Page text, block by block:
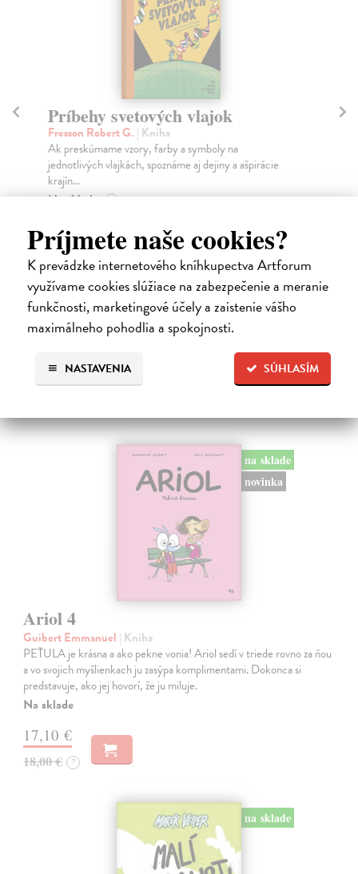
Príjmete naše cookies?
K prevádzke internetového kníhkupectva Artforum
využívame cookies slúžiace na zabezpečenie a meranie
funkčnosti, marketingové účely a zaistenie vášho
maximálneho pohodlia a spokojnosti.
SÚHLASÍM
NASTAVENIA
Príbehy svetových vlajok
Fresson Robert G. | Kniha
Ak preskúmame vzory, farby a symboly na
jednotlivých vlajkách, spoznáme aj dejiny a ašpirácie
krajín...
Na sklade ?
20,90 €
22,00 €
Ďalšie z kategórie knihy pre deti
od 7 do 9 rokov
na sklade
novinka
Ariol 4
Guibert Emmanuel | Kniha
PEŤULA je krásna a ako pekne vonia! Ariol sedí v triede rovno za ňou
a vo svojich myšlienkach ju zasýpa komplimentami. Dokonca si
predstavuje, ako jej hovorí, že ju miluje.
Na sklade
17,10 €
18,00 € ?
na sklade